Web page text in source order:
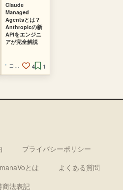
Claude
Managed
Agentsとは？
Anthropicの新
APIをエンジニ
アが完全解説
コードを読まないAIエンジニア 4 1
プライバシーポリシー
とは
よくある質問
商法表記